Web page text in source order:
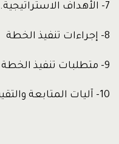
7- الأهداف الاستراتيجية.
8- إجراءات تنفيذ الخطة
9- متطلبات تنفيذ الخطة
10- آليات المتابعة والتقييم.